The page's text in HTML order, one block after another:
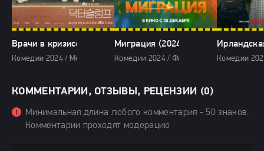
Врачи в кризисе (2024)
Комедии 2024 / Мелодрамы 2024 / Сериалы 2024 / Фильмы 2024
Миграция (2024)
Комедии 2024 / Фильмы-приключения
Комедии
КОММЕНТАРИИ, ОТЗЫВЫ, РЕЦЕНЗИИ (0)
Минимальная длина любого комментария - 50 знаков.
Комментарии проходят модерацию